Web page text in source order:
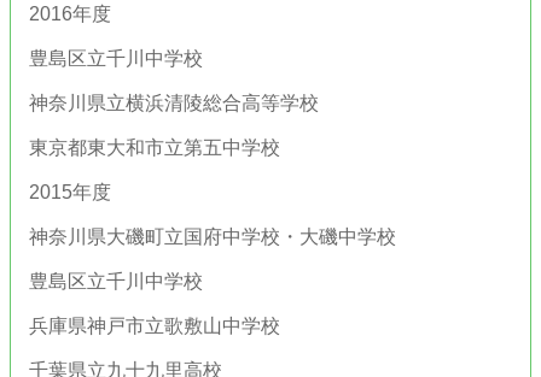
2016年度
豊島区立千川中学校
神奈川県立横浜清陵総合高等学校
東京都東大和市立第五中学校
2015年度
神奈川県大磯町立国府中学校・大磯中学校
豊島区立千川中学校
兵庫県神戸市立歌敷山中学校
千葉県立九十九里高校